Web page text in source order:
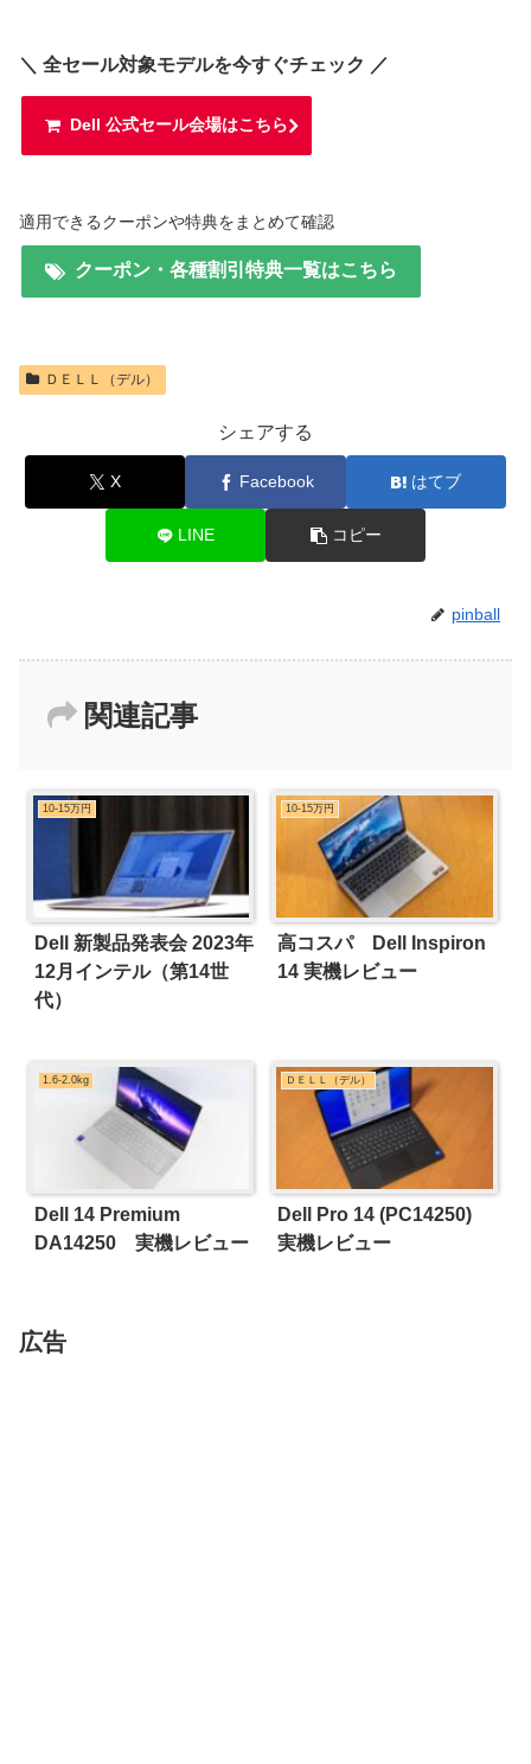
＼ 全セール対象モデルを今すぐチェック ／
Dell 公式セール会場はこちら
適用できるクーポンや特典をまとめて確認
クーポン・各種割引特典一覧はこちら
ＤＥＬＬ（デル）
シェアする
X Facebook はてブ
LINE コピー
pinball
関連記事
10-15万円
Dell 新製品発表会 2023年
12月インテル（第14世
代）
10-15万円
高コスパ Dell Inspiron
14 実機レビュー
1.6-2.0kg
Dell 14 Premium
DA14250 実機レビュー
ＤＥＬＬ（デル）
Dell Pro 14 (PC14250)
実機レビュー
広告